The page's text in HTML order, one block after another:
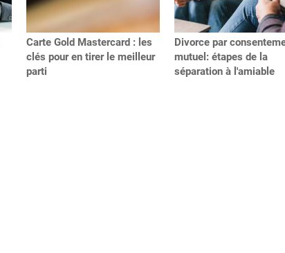
Carte Gold Mastercard : les
clés pour en tirer le meilleur
parti
Divorce par
mutuel: étapes de la
séparation à l'amiable